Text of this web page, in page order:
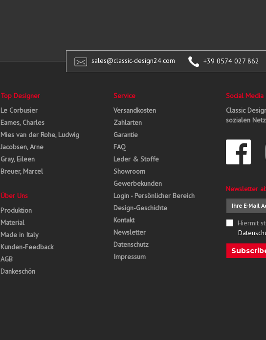
sales@classic-design24.com +39 0574 027 862
Top Designer
Le Corbusier
Eames, Charles
Mies van der Rohe, Ludwig
Jacobsen, Arne
Gray, Eileen
Breuer, Marcel
Über Uns
Produktion
Material
Made in Italy
Kunden-Feedback
AGB
Dankeschön
Service
Versandkosten
Zahlarten
Garantie
FAQ
Leder & Stoffe
Showroom
Gewerbekunden
Login - Persönlicher Bereich
Design-Geschichte
Kontakt
Newsletter
Datenschutz
Impressum
Social Media
Classic
sozialen
Newsletter
Hiermit